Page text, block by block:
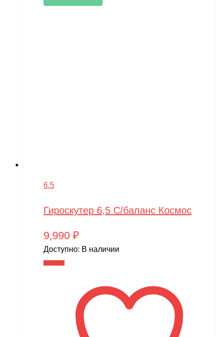
6.5
Гироскутер 6,5 С/баланс Космос
9,990 ₽
Доступно: В наличии